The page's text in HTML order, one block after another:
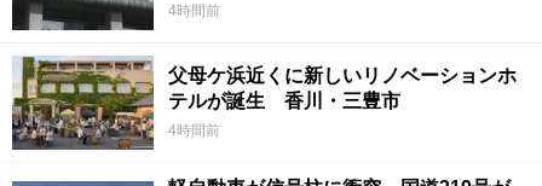
4時間前
父母ケ浜近くに新しいリノベーションホ
テルが誕生 香川・三豊市
4時間前